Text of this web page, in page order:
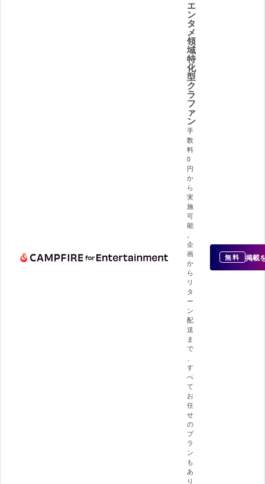
エ
ン
タ
メ
領
域
特
化
型
ク
ラ
フ
ァ
ン
手
数
料
0
円
か
ら
実
施
可
能
企
画
か
ら
リ
タ
ー
ン
配
送
ま
で
す
べ
て
お
任
せ
の
プ
ラ
ン
も
あ
り
無料 掲載